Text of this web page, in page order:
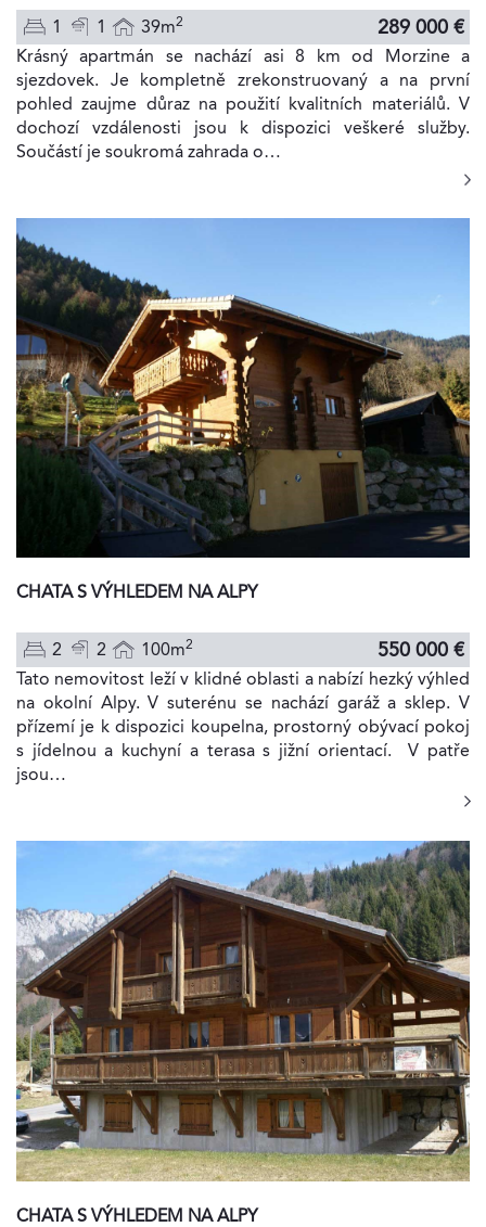
1 1 39m2 289 000 €
Krásný apartmán se nachází asi 8 km od Morzine a
sjezdovek. Je kompletně zrekonstruovaný a na první
pohled zaujme důraz na použití kvalitních materiálů. V
dochozí vzdálenosti jsou k dispozici veškeré služby.
Součástí je soukromá zahrada o…
CHATA S VÝHLEDEM NA ALPY
2 2 100m2 550 000 €
Tato nemovitost leží v klidné oblasti a nabízí hezký výhled
na okolní Alpy. V suterénu se nachází garáž a sklep. V
přízemí je k dispozici koupelna, prostorný obývací pokoj
s jídelnou a kuchyní a terasa s jižní orientací. V patře
jsou…
CHATA S VÝHLEDEM NA ALPY